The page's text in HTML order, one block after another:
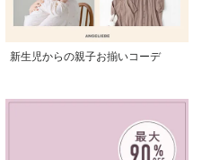
新生児からの親子お揃いコーデ